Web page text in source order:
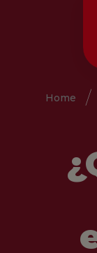
Home